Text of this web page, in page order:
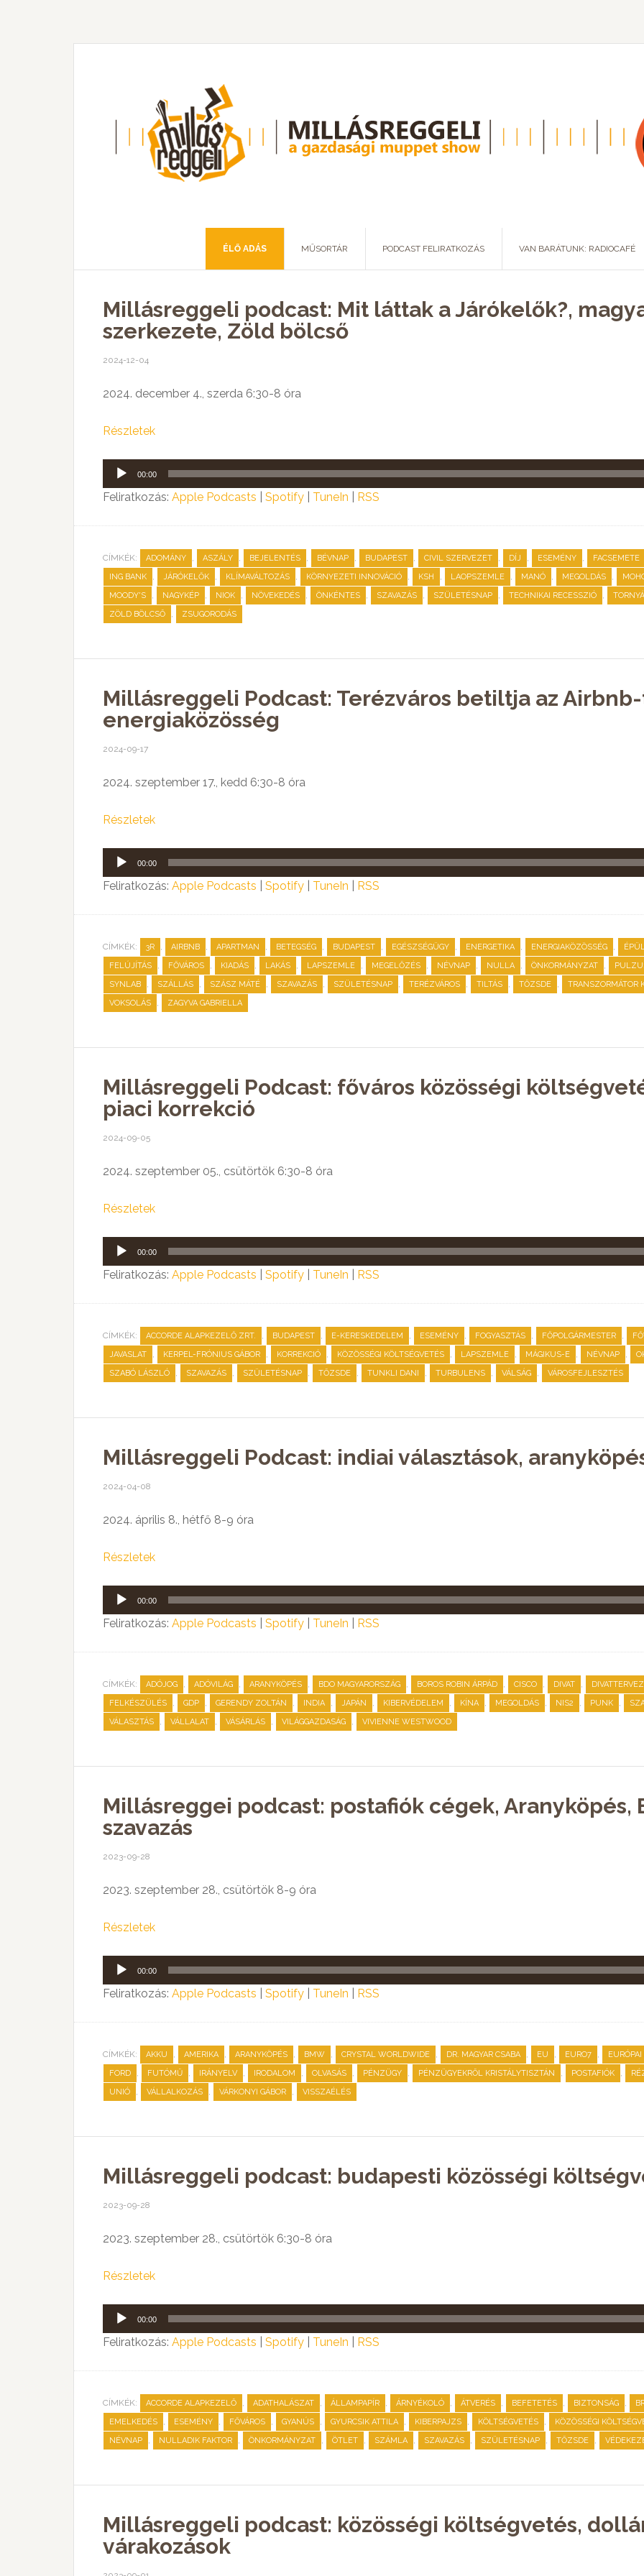
ÉLŐ ADÁS MŰSORTÁR PODCAST FELIRATKOZÁS VAN BARÁTUNK: RADIOCAFÉ
Millásreggeli podcast: Mit láttak a Járókelők?,
szerkezete, Zöld bölcső
2024-12-04
2024. december 4., szerda 6:30-8 óra
Részletek
Audió
lejátszó
00:00
Feliratkozás: Apple Podcasts Spotify TuneIn RSS
CÍMKÉK: ADOMÁNY , ASZÁLY , BEJELENTÉS , BÉVNAP , BUDAPEST , CIVIL SZERVEZET , DÍJ , ESEMÉNY , FACSEMETE
ING BANK , JÁRÓKELŐK , KLÍMAVÁLTOZÁS , KÖRNYEZETI INNOVÁCIÓ , KSH , LAOPSZEMLE , MANÓ , MEGOLDÁS ,
MOODY'S , NAGYKÉP , NIOK , NÖVEKEDÉS , ÖNKÉNTES , SZAVAZÁS , SZÜLETÉSNAP , TECHNIKAI RECESSZIÓ ,
ZÖLD BÖLCSŐ , ZSUGORODÁS
Millásreggeli Podcast: Terézváros betiltja az
energiaközösség
2024-09-17
2024. szeptember 17., kedd 6:30-8 óra
Részletek
Audió
lejátszó
00:00
Feliratkozás: Apple Podcasts Spotify TuneIn RSS
CÍMKÉK: 3R , AIRBNB , APARTMAN , BETEGSÉG , BUDAPEST , EGÉSZSÉGÜGY , ENERGETIKA , ENERGIAKÖZÖSSÉG ,
FELÚJÍTÁS , FŐVÁROS , KIADÁS , LAKÁS , LAPSZEMLE , MEGELŐZÉS , NÉVNAP , NULLA , ÖNKORMÁNYZAT ,
SYNLAB , SZÁLLÁS , SZÁSZ MÁTÉ , SZAVAZÁS , SZÜLETÉSNAP , TERÉZVÁROS , TILTÁS , TŐZSDE , TRANSZORMÁTOR
VOKSOLÁS , ZAGYVA GABRIELLA
Millásreggeli Podcast: főváros közösségi
piaci korrekció
2024-09-05
2024. szeptember 05., csütörtök 6:30-8 óra
Részletek
Audió
lejátszó
00:00
Feliratkozás: Apple Podcasts Spotify TuneIn RSS
CÍMKÉK: ACCORDE ALAPKEZELŐ ZRT. , BUDAPEST , E-KERESKEDELEM , ESEMÉNY , FOGYASZTÁS , FŐPOLGÁRMESTER ,
JAVASLAT , KERPEL-FRÓNIUS GÁBOR , KORREKCIÓ , KÖZÖSSÉGI KÖLTSÉGVETÉS , LAPSZEMLE , MÁGIKUS-E , NÉVNAP ,
SZABÓ LÁSZLÓ , SZAVAZÁS , SZÜLETÉSNAP , TŐZSDE , TUNKLI DANI , TURBULENS , VÁLSÁG , VÁROSFEJLESZTÉS
Millásreggeli Podcast: indiai választások,
2024-04-08
2024. április 8., hétfő 8-9 óra
Részletek
Audió
lejátszó
00:00
Feliratkozás: Apple Podcasts Spotify TuneIn RSS
CÍMKÉK: ADÓJOG , ADÓVILÁG , ARANYKÖPÉS , BDO MAGYARORSZÁG , BOROS ROBIN ÁRPÁD , CISCO , DIVAT ,
FELKÉSZÜLÉS , GDP , GERENDY ZOLTÁN , INDIA , JAPÁN , KIBERVÉDELEM , KÍNA , MEGOLDÁS , NIS2 , PUNK ,
VÁLASZTÁS , VÁLLALAT , VÁSÁRLÁS , VILÁGGAZDASÁG , VIVIENNE WESTWOOD
Millásreggei podcast: postafiók cégek, Aranyköpés,
szavazás
2023-09-28
2023. szeptember 28., csütörtök 8-9 óra
Részletek
Audió
lejátszó
00:00
Feliratkozás: Apple Podcasts Spotify TuneIn RSS
CÍMKÉK: AKKU , AMERIKA , ARANYKÖPÉS , BMW , CRYSTAL WORLDWIDE , DR. MAGYAR CSABA , EU , EURO7 ,
FORD , FUTÓMŰ , IRÁNYELV , IRODALOM , OLVASÁS , PÉNZÜGY , PÉNZÜGYEKRŐL KRISTÁLYTISZTÁN , POSTAFIÓK ,
UNIÓ , VÁLLALKOZÁS , VÁRKONYI GÁBOR , VISSZAÉLÉS
Millásreggeli podcast: budapesti közösségi
2023-09-28
2023. szeptember 28., csütörtök 6:30-8 óra
Részletek
Audió
lejátszó
00:00
Feliratkozás: Apple Podcasts Spotify TuneIn RSS
CÍMKÉK: ACCORDE ALAPKEZELŐ , ADATHALÁSZAT , ÁLLAMPAPÍR , ÁRNYÉKOLÓ , ÁTVERÉS , BEFETETÉS , BIZTONSÁG ,
EMELKEDÉS , ESEMÉNY , FŐVÁROS , GYANÚS , GYURCSIK ATTILA , KIBERPAJZS , KÖLTSÉGVETÉS , KÖZÖSSÉGI
NÉVNAP , NULLADIK FAKTOR , ÖNKORMÁNYZAT , ÖTLET , SZÁMLA , SZAVAZÁS , SZÜLETÉSNAP , TŐZSDE ,
Millásreggeli podcast: közösségi költségvetés,
várakozások